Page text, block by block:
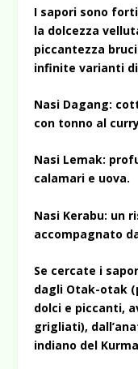
I sapori sono
la dolcezza
piccantezza
infinite varianti
Nasi Dagang:
con tonno al
Nasi Lemak:
calamari e uova.
Nasi Kerabu: un
accompagnato
Se cercate i
dagli Otak-otak
dolci e piccanti,
grigliati),
indiano del